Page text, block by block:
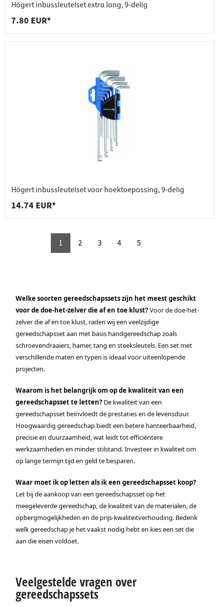
Högert inbussleutelset extra lang, 9-delig
7.80 EUR*
Högert inbussleutelset voor hoektoepassing, 9-delig
14.74 EUR*
1 2 3 4 5
Welke soorten gereedschapssets zijn het meest geschikt
voor de doe-het-zelver die af en toe klust?Voor de doe-het-
zelver die af en toe klust, raden wij een veelzijdige
gereedschapsset aan met basis handgereedschap zoals
schroevendraaiers, hamer, tang en steeksleutels. Een set met
verschillende maten en typen is ideaal voor uiteenlopende
projecten.
Waarom is het belangrijk om op de kwaliteit van een
gereedschapsset te letten? De kwaliteit van een
gereedschapsset beïnvloedt de prestaties en de levensduur.
Hoogwaardig gereedschap biedt een betere hanteerbaarheid,
precisie en duurzaamheid, wat leidt tot efficiëntere
werkzaamheden en minder stilstand. Investeer in kwaliteit om
op lange termijn tijd en geld te besparen.
Waar moet ik op letten als ik een gereedschapsset koop?
Let bij de aankoop van een gereedschapsset op het
meegeleverde gereedschap, de kwaliteit van de materialen, de
opbergmogelijkheden en de prijs-kwaliteitverhouding. Bedenk
welk gereedschap je het vaakst nodig hebt en kies een set die
aan die eisen voldoet.
Veelgestelde vragen over
gereedschapssets